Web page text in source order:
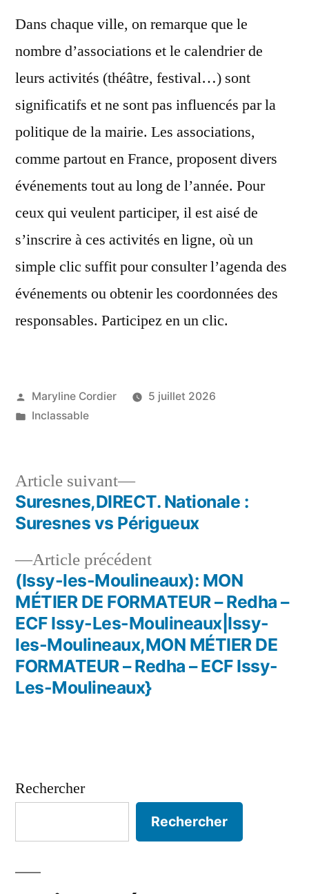
Dans chaque ville, on remarque que le
nombre d’associations et le calendrier de
leurs activités (théâtre, festival…) sont
significatifs et ne sont pas influencés par la
politique de la mairie. Les associations,
comme partout en France, proposent divers
événements tout au long de l’année. Pour
ceux qui veulent participer, il est aisé de
s’inscrire à ces activités en ligne, où un
simple clic suffit pour consulter l’agenda des
événements ou obtenir les coordonnées des
responsables. Participez en un clic.
Publié
par
Maryline Cordier
5 juillet 2026
Publié
Inclassable
Navigation
l’article
Article précédentArticle
précédent :
(Issy-les-Moulineaux): MON
MÉTIER DE FORMATEUR – Redha –
ECF Issy-Les-Moulineaux|Issy-
les-Moulineaux,MON MÉTIER DE
FORMATEUR – Redha – ECF Issy-
Les-Moulineaux}
Article suivant
Article
suivant :
Suresnes,DIRECT. Nationale :
Suresnes vs Périgueux
Rechercher
Rechercher